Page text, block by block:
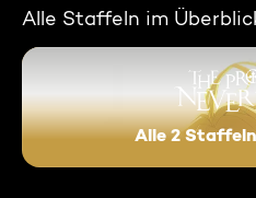
Alle Staffeln im
Alle 2